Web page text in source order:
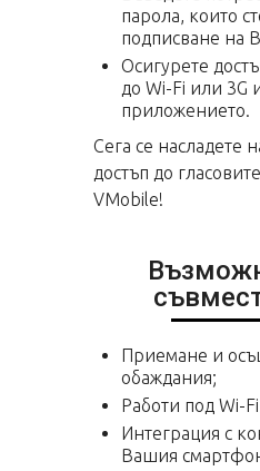
парола, които
подписване на
Осигурете
до Wi-Fi или 3G
приложението.
Сега се насладете
достъп до
VMobile!
Приемане и
обаждания;
Работи под Wi-
Интеграция с
Вашия